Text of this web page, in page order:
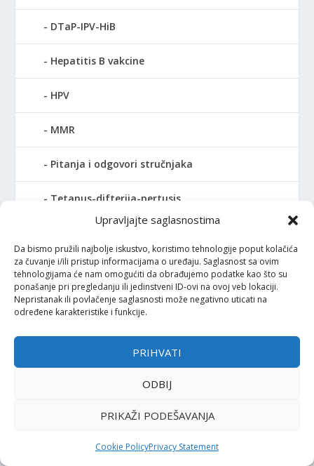
Upravljajte saglasnostima
Da bismo pružili najbolje iskustvo, koristimo tehnologije poput kolačića
za čuvanje i/ili pristup informacijama o uređaju. Saglasnost sa ovim
tehnologijama će nam omogućiti da obrađujemo podatke kao što su
ponašanje pri pregledanju ili jedinstveni ID-ovi na ovoj veb lokaciji.
Nepristanak ili povlačenje saglasnosti može negativno uticati na
određene karakteristike i funkcije.
PRIHVATI
ODBIJ
PRIKAŽI PODEŠAVANJA
Cookie PolicyPrivacy Statement
DTaP-IPV-HiB
Hepatitis B vakcine
HPV
MMR
Pitanja i odgovori stručnjaka
Tetanus-difterija-pertusis
Sastav vakcina
Sigurnost i kvalitet vakcina
Stručnjaci o
Video